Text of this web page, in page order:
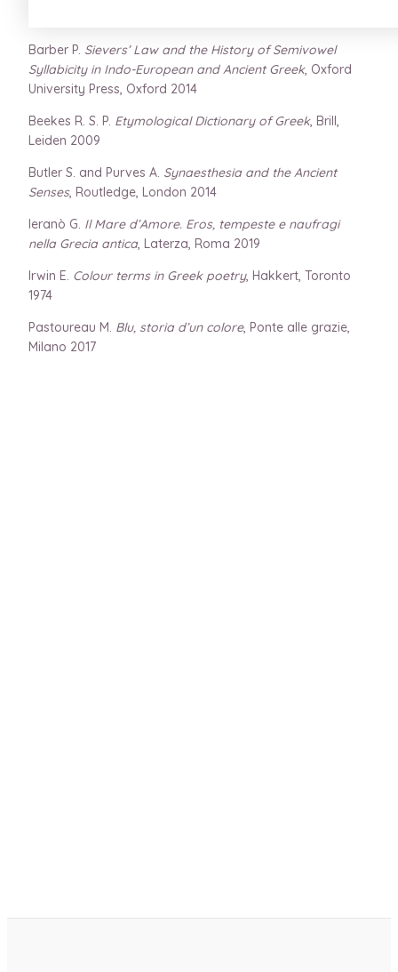
Barber P. Sievers’ Law and the History of Semivowel
Syllabicity in Indo-European and Ancient Greek, Oxford
University Press, Oxford 2014
Beekes R. S. P. Etymological Dictionary of Greek, Brill,
Leiden 2009
Butler S. and Purves A. Synaesthesia and the Ancient
Senses, Routledge, London 2014
Ieranò G. Il Mare d’Amore. Eros, tempeste e naufragi
nella Grecia antica, Laterza, Roma 2019
Irwin E. Colour terms in Greek poetry, Hakkert, Toronto
1974
Pastoureau M. Blu, storia d’un colore, Ponte alle grazie,
Milano 2017